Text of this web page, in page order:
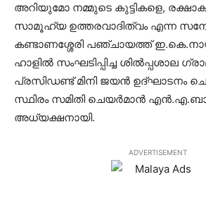
അറിയുമോ നമ്മുടെ കുട്ടികളെ,
സാമൂഹ്യ ഉത്തരവാദിത്വം എന്ന
കണ്ടാണശ്ശേരി പഞ്ചായത്ത്
ഹാളില്‍ സംഘടിപ്പിച്ച ശില്‍പ്പശാല
പ്രസിഡണ്ട് മിനി ജയന്‍ ഉദ്ഘാടനം
സ്ഥിരം സമിതി ചെയര്‍മാന്‍
അധ്യക്ഷനായി.
ADVERTISEMENT